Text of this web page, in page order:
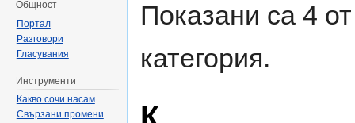
Показани са 4
категория.
Общност
Портал
Разговори
Гласувания
Инструменти
Какво сочи насам
Свързани промени